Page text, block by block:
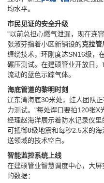
均水平。
市民见证的安全升级
"以前总担心燃气泄漏，现在连
张淑芬指着小区新铺设的‌克拉管
缠绕技术，环刚度达SN16级，
碾压测试。在建硕管业开放日
流动的蓝色示踪气体。
海底管道的黎明时刻
辽东湾海底30米处，蛙人团队
力测试。"每处焊口要拍120张X
经理赵海洋展示着防水记录仪里
可抵御8级地震和每秒2.5米的
送领域的技术空白。
智能监控系统上线
在建硕管业智慧调度中心，大
的数据：